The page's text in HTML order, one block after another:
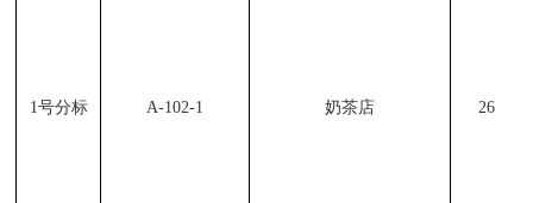
1号分标 A-102-1 奶茶店 26